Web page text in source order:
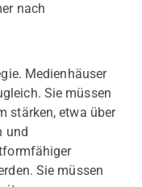
nach
Medienhäuser
Sie müssen
stärken, etwa über
und
Sie müssen